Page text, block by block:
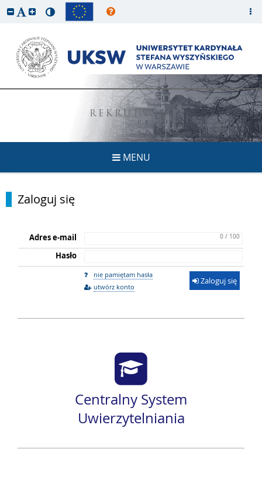
REKRUTACJA
MENU
Zaloguj się
Adres e-mail 0 / 100
Hasło
nie pamiętam hasła
utwórz konto
Zaloguj się
Centralny System
Uwierzytelniania